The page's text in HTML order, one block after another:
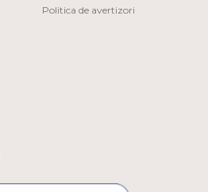
Politica de avertizori